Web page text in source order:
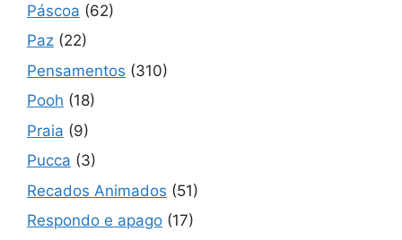
Páscoa (62)
Paz (22)
Pensamentos (310)
Pooh (18)
Praia (9)
Pucca (3)
Recados Animados (51)
Respondo e apago (17)